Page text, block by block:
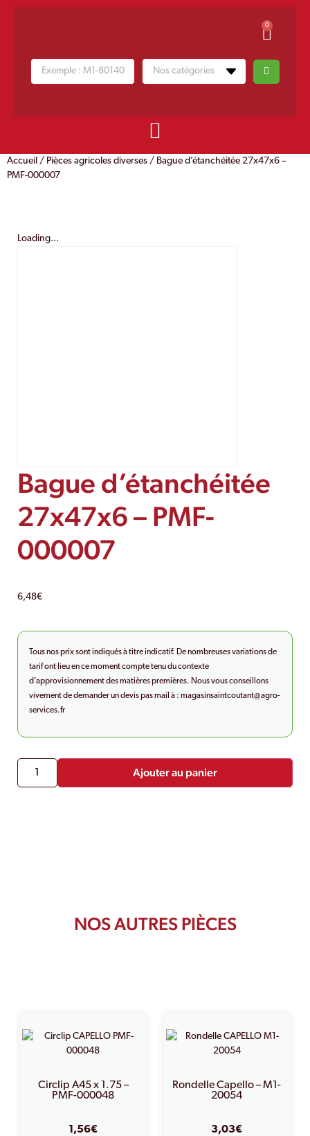
0
Accueil / Pièces agricoles diverses / Bague d’étanchéitée 27x47x6 –
PMF-000007
Loading...
Bague d’étanchéitée
27x47x6 – PMF-
000007
6,48€
Tous nos prix sont indiqués à titre indicatif. De nombreuses variations de
tarif ont lieu en ce moment compte tenu du contexte
d’approvisionnement des matières premières. Nous vous conseillons
vivement de demander un devis pas mail à : magasinsaintcoutant@agro-
services.fr
Ajouter au panier
NOS AUTRES PIÈCES
Circlip A45 x 1.75 –
PMF-000048
1,56€
Rondelle Capello – M1-
20054
3,03€